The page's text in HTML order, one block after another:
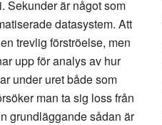
Sekunder är något som
datasystem. Att
trevlig förströelse, men
upp för analys av hur
under uret både som
man ta sig loss från
grundläggande sådan är